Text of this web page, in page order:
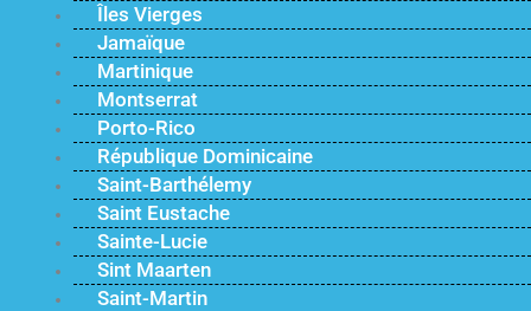
Îles Vierges
Jamaïque
Martinique
Montserrat
Porto-Rico
République Dominicaine
Saint-Barthélemy
Saint Eustache
Sainte-Lucie
Sint Maarten
Saint-Martin